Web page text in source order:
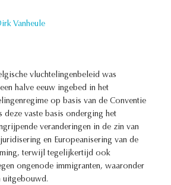
Vanheule
vluchtelingenbeleid was
halve eeuw ingebed in het
op basis van de Conventie
deze vaste basis onderging het
veranderingen in de zin van
en Europeanisering van de
terwijl tegelijkertijd ook
ongenode immigranten, waaronder
uitgebouwd.